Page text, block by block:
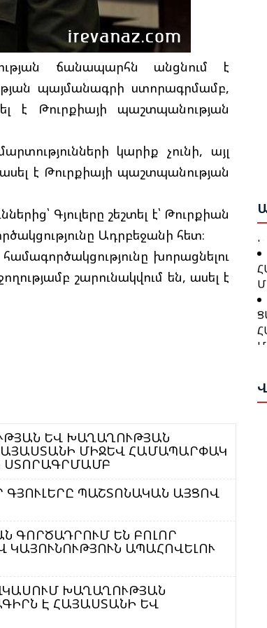
ճանապարհն անցնում է
պայմանագրի ստորագրմամբ,
է Թուրքիայի պաշտպանության
կարիք չունի, այլ
է Թուրքիայի պաշտպանության
Գյուլերը շեշտել է՝ Թուրքիան
Ադրբեջանի հետ։
խորացնելու
շարունակվում են, ասել է
ԵՎ ԽԱՂԱՂՈՒԹՅԱՆ
ՄԻՋԵՎ ՀԱՄԱՊԱՐՓԱԿ
ՍՏՈՐԱԳՐՄԱՄԲ
ՊԱՇՏՈՆԱԿԱՆ ԱՅՑՈՎ
ԳՈՐԾԱԴՐՈՒՄ ԵՆ ԲՈԼՈՐ
ԿԱՅՈՒՆՈՒԹՅՈՒՆ ԱՊԱՀՈՎԵԼՈՒ
ԽԱՂԱՂՈՒԹՅԱՆ
Է ՀԱՅԱՍՏԱՆԻ ԵՎ